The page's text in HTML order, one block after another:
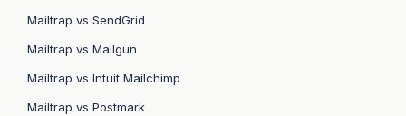
Mailtrap vs SendGrid
Mailtrap vs Mailgun
Mailtrap vs Intuit Mailchimp
Mailtrap vs Postmark